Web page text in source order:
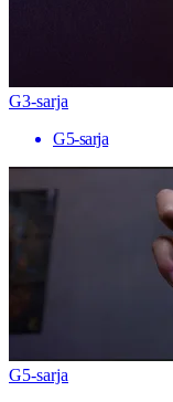
G3-sarja
G5-sarja
G5-sarja